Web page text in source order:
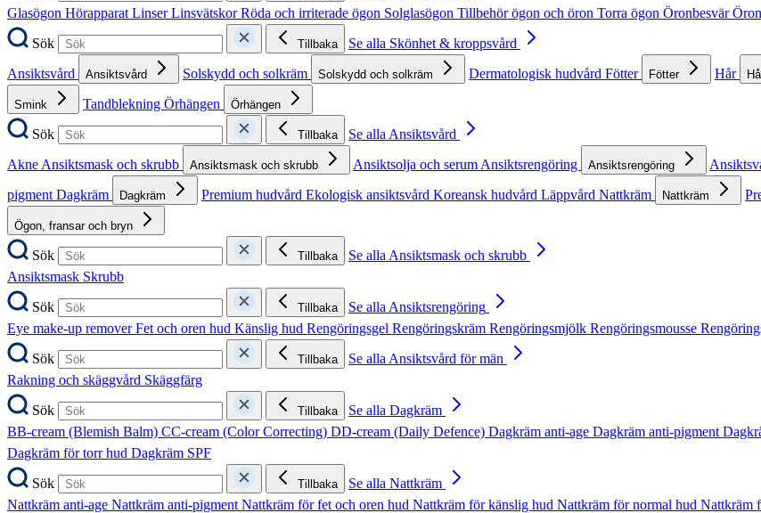
Glasögon Hörapparat LinserLinsvätskorRöda och irriterade ögon Solglasögon Tillbehör ögon och öron Torra ögon Öronbesvär
Sök
Tillbaka
Se alla Skönhet & kroppsvård
Ansiktsvård
Ansiktsvård Solskydd och solkräm Solskydd och solkräm Dermatologisk hudvård Fötter Fötter Hår
Smink Tandblekning Örhängen Örhängen
Sök Tillbaka
Se alla Ansiktsvård
Akne Ansiktsmask och skrubb Ansiktsmask och skrubb Ansiktsolja och serum Ansiktsrengöring Ansiktsrengöring
pigment Dagkräm Dagkräm Premium hudvård Ekologisk ansiktsvård Koreansk hudvård Läppvård Nattkräm Nattkräm
Ögon, fransar och bryn
Sök Tillbaka
Se alla Ansiktsmask och skrubb
Ansiktsmask Skrubb
Sök
Tillbaka
Se alla Ansiktsrengöring
Eye make-up removerFet och oren hud Känslig hud Rengöringsgel Rengöringskräm Rengöringsmjölk Rengöringsmousse
Sök
Tillbaka
Se alla Ansiktsvård för män
Rakning och skäggvård Skäggfärg
Sök
Tillbaka
Se alla Dagkräm
BB-cream (Blemish Balm) CC-cream (Color Correcting) DD-cream (Daily Defence) Dagkräm anti-age Dagkräm anti-pigment
Dagkräm för torr hud Dagkräm SPF
Sök
Tillbaka
Se alla Nattkräm
Nattkräm anti-age Nattkräm anti-pigment Nattkräm för fet och oren hud Nattkräm för känslig hud Nattkräm för normal hud Nattkräm